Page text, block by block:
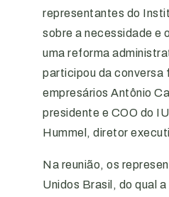
representantes do
sobre a necessidade e
uma reforma
participou da conversa
empresários Antônio
presidente e COO do
Hummel, diretor
Na reunião, os
Unidos Brasil, do qual